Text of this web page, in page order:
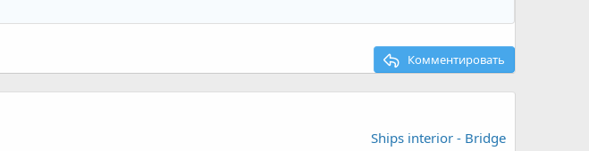
Комментировать
Ships interior - Bridge